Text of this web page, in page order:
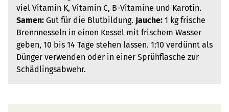
viel Vitamin K, Vitamin C, B-Vitamine und Karotin.
Samen: Gut für die Blutbildung. Jauche: 1 kg frische
Brennnesseln in einen Kessel mit frischem Wasser
geben, 10 bis 14 Tage stehen lassen. 1:10 verdünnt als
Dünger verwenden oder in einer Sprühflasche zur
Schädlingsabwehr.